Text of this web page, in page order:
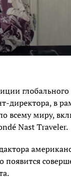
глобального
директора, в
всему миру,
Nast Traveler.
появится